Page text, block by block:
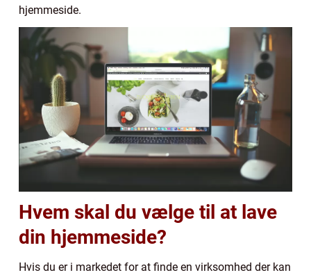
hjemmeside.
Hvem skal du vælge til at lave
din hjemmeside?
Hvis du er i markedet for at finde en virksomhed der kan